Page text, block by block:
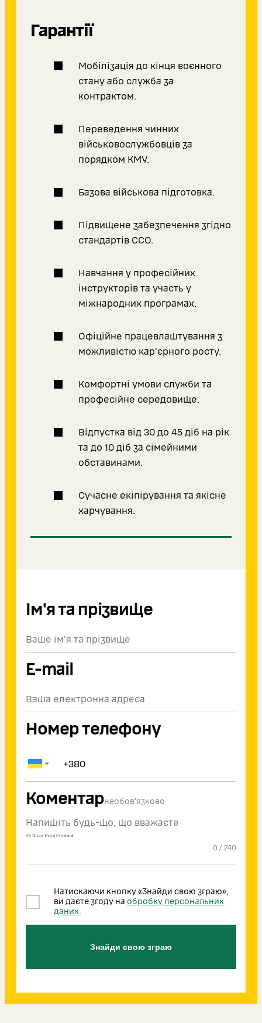
Гарантії
Мобілізація до кінця воєнного
стану або служба за
контрактом.
Переведення чинних
військовослужбовців за
порядком КМУ.
Базова військова підготовка.
Підвищене забезпечення згідно
стандартів ССО.
Навчання у професійних
інструкторів та участь у
міжнародних програмах.
Офіційне працевлаштування з
можливістю кар'єрного росту.
Комфортні умови служби та
професійне середовище.
Відпустка від 30 до 45 діб на рік
та до 10 діб за сімейними
обставинами.
Сучасне екіпірування та якісне
харчування.
Ім'я та прізвище
E-mail
Номер телефону
Коментарнеобов'язково
0 / 240
Натискаючи кнопку «Знайди свою зграю»,
ви даєте згоду на обробку персональних
даних.
Знайди свою зграю